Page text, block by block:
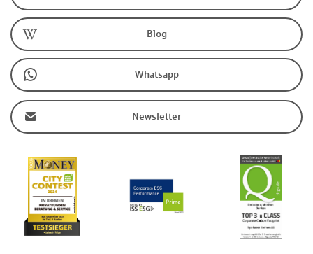
Blog
Whatsapp
Newsletter